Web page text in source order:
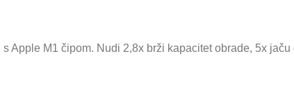
Apple M1 čipom. Nudi 2,8x brži kapacitet obrade, 5x